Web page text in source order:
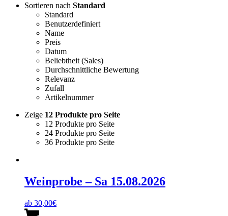
Sortieren nach Standard
Standard
Benutzerdefiniert
Name
Preis
Datum
Beliebtheit (Sales)
Durchschnittliche Bewertung
Relevanz
Zufall
Artikelnummer
Zeige 12 Produkte pro Seite
12 Produkte pro Seite
24 Produkte pro Seite
36 Produkte pro Seite
Weinprobe – Sa 15.08.2026
ab 30,00€